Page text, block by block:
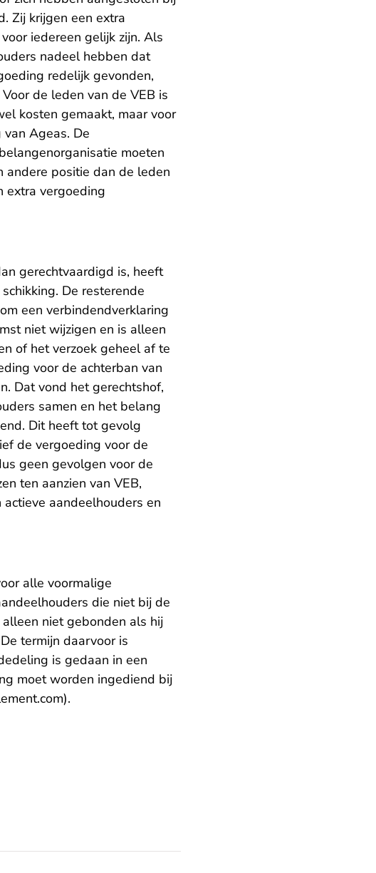
Zij krijgen een extra
iedereen gelijk zijn. Als
nadeel hebben dat
redelijk gevonden,
de leden van de VEB is
kosten gemaakt, maar voor
Ageas. De
moeten
positie dan de leden
extra vergoeding
gerechtvaardigd is, heeft
De resterende
een verbindendverklaring
niet wijzigen en is alleen
of het verzoek geheel af te
voor de achterban van
Dat vond het gerechtshof,
samen en het belang
Dit heeft tot gevolg
de vergoeding voor de
geen gevolgen voor de
ten aanzien van VEB,
aandeelhouders en
alle voormalige
die niet bij de
niet gebonden als hij
termijn daarvoor is
is gedaan in een
moet worden ingediend bij
- U verlaat Rechtspraak.nl
).